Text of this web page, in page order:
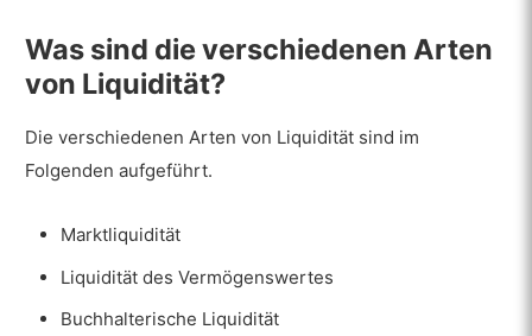
Was sind die verschiedenen Arten
von Liquidität?
Die verschiedenen Arten von Liquidität sind im
Folgenden aufgeführt.
Marktliquidität
Liquidität des Vermögenswertes
Buchhalterische Liquidität